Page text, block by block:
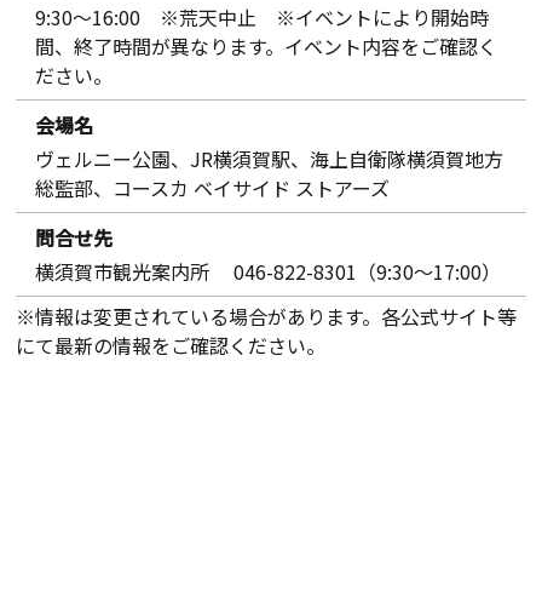
9:30～16:00 ※荒天中止 ※イベントにより開始時
間、終了時間が異なります。イベント内容をご確認く
ださい。
会場名
ヴェルニー公園、JR横須賀駅、海上自衛隊横須賀地方
総監部、コースカ ベイサイド ストアーズ
問合せ先
横須賀市観光案内所 046-822-8301（9:30～17:00）
※情報は変更されている場合があります。各公式サイト等
にて最新の情報をご確認ください。